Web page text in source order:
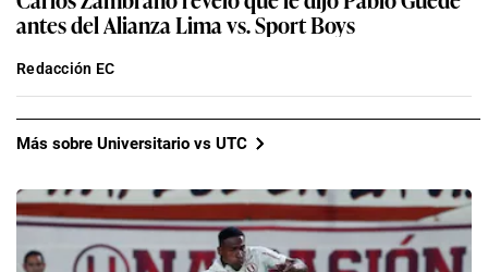
antes del Alianza Lima vs. Sport Boys
Redacción EC
Más sobre Universitario vs UTC